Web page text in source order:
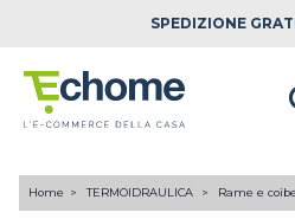
SPEDIZIONE
Home TERMOIDRAULICA Rame e